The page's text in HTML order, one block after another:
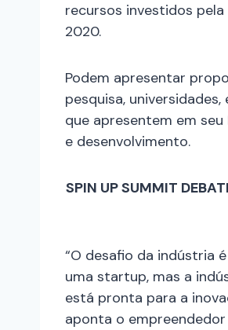
recursos investidos
2020.
Podem apresentar
pesquisa,
que apresentem em
e desenvolvimento.
SPIN UP SUMMIT
“O desafio da indústria
uma startup, mas a
está pronta para a
aponta o